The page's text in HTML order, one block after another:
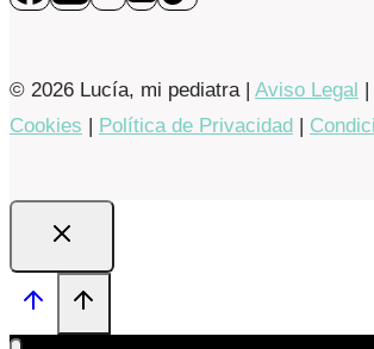
© 2026 Lucía, mi pediatra | Aviso Legal
Cookies
Política de Privacidad